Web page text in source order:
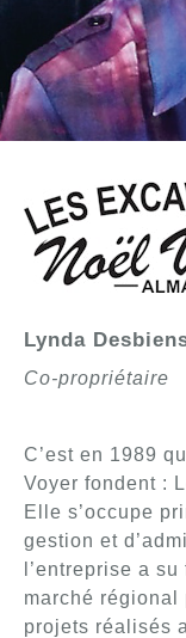
Lynda
Co-propriétaire
C’est en 1989
Voyer fondent :
Elle s’occupe
gestion et
l’entreprise a
marché
projets réalisés